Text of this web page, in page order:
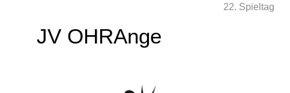
22. Spieltag
JV OHRAnge